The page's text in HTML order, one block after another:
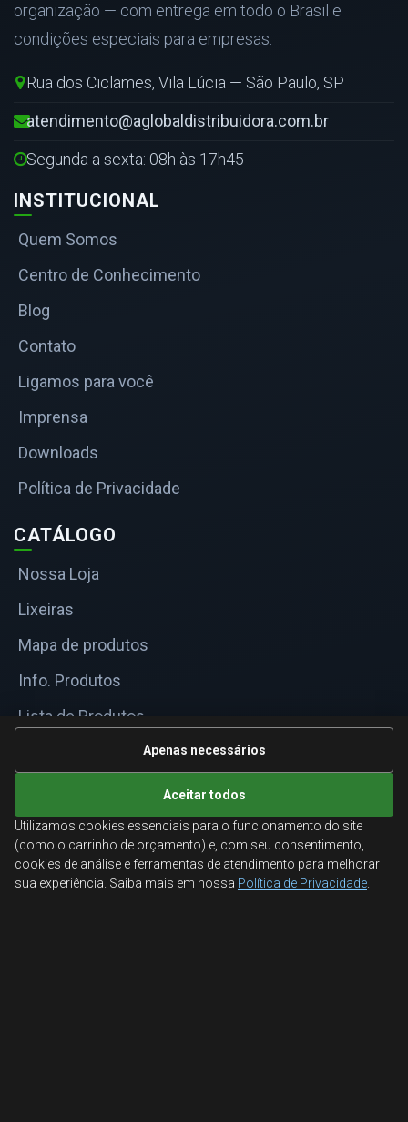
organização — com entrega em todo o Brasil e
condições especiais para empresas.
Rua dos Ciclames, Vila Lúcia — São Paulo, SP
atendimento@aglobaldistribuidora.com.br
Segunda a sexta: 08h às 17h45
INSTITUCIONAL
Quem Somos
Centro de Conhecimento
Blog
Contato
Ligamos para você
Imprensa
Downloads
Política de Privacidade
CATÁLOGO
Nossa Loja
Lixeiras
Mapa de produtos
Info. Produtos
Lista de Produtos
Informações Técnicas
ATENDIMENTO
Orçamentos corporativos, condições para empresas
e suporte especializado.
Apenas necessários
Aceitar todos
Utilizamos cookies essenciais para o funcionamento do site
(como o carrinho de orçamento) e, com seu consentimento,
cookies de análise e ferramentas de atendimento para melhorar
sua experiência. Saiba mais em nossa Política de Privacidade